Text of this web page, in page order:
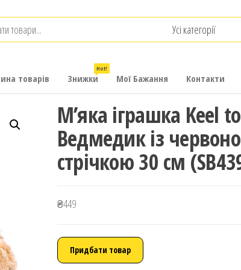
товарів Знижки
Hot!
Мої Бажання Контакти
М’яка іграшка Keel
Ведмедик із
стрічкою 30 см
₴449
Придбати товар